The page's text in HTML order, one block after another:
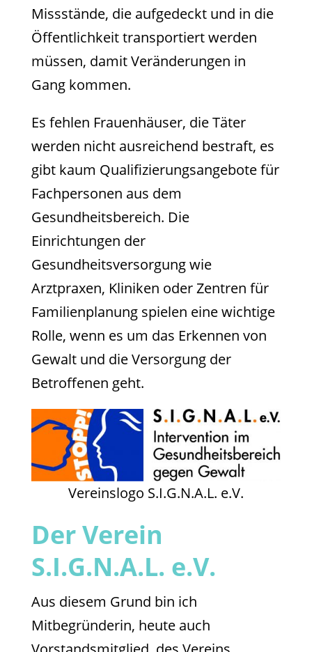
Missstände, die aufgedeckt und in die
Öffentlichkeit transportiert werden
müssen, damit Veränderungen in
Gang kommen.
Es fehlen Frauenhäuser, die Täter
werden nicht ausreichend bestraft, es
gibt kaum Qualifizierungsangebote für
Fachpersonen aus dem
Gesundheitsbereich. Die
Einrichtungen der
Gesundheitsversorgung wie
Arztpraxen, Kliniken oder Zentren für
Familienplanung spielen eine wichtige
Rolle, wenn es um das Erkennen von
Gewalt und die Versorgung der
Betroffenen geht.
Vereinslogo S.I.G.N.A.L. e.V.
Der Verein
S.I.G.N.A.L. e.V.
Aus diesem Grund bin ich
Mitbegründerin, heute auch